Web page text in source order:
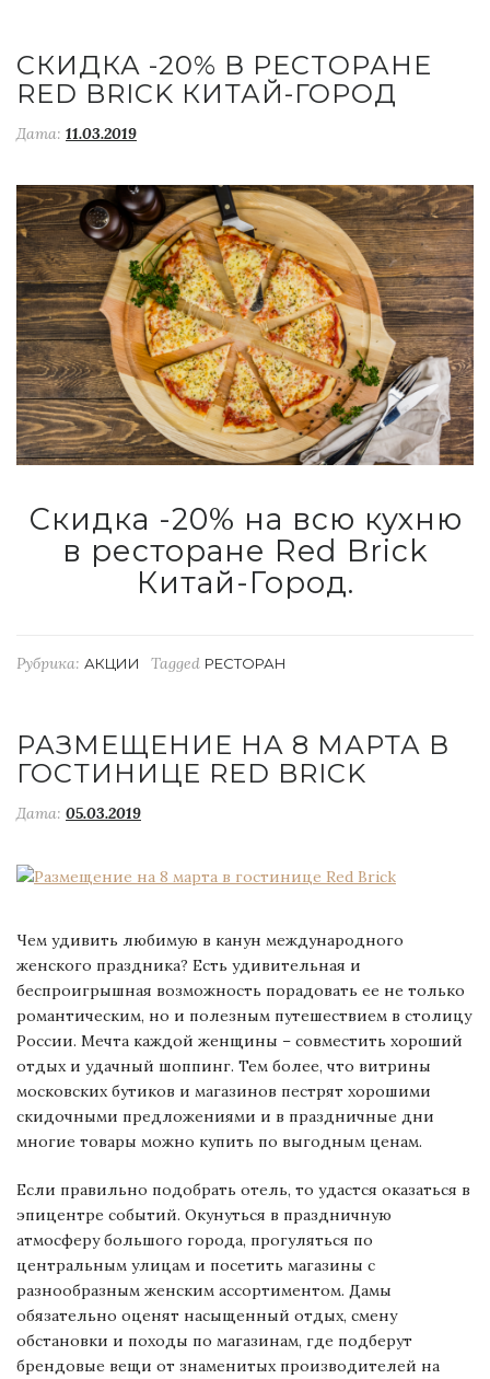
СКИДКА -20% В РЕСТОРАНЕ
RED BRICK КИТАЙ-ГОРОД
Дата: 11.03.2019
Скидка -20% на всю кухню
в ресторане Red Brick
Китай-Город.
Рубрика: АКЦИИ Tagged РЕСТОРАН
РАЗМЕЩЕНИЕ НА 8 МАРТА В
ГОСТИНИЦЕ RED BRICK
Дата: 05.03.2019
Чем удивить любимую в канун международного
женского праздника? Есть удивительная и
беспроигрышная возможность порадовать ее не только
романтическим, но и полезным путешествием в столицу
России. Мечта каждой женщины – совместить хороший
отдых и удачный шоппинг. Тем более, что витрины
московских бутиков и магазинов пестрят хорошими
скидочными предложениями и в праздничные дни
многие товары можно купить по выгодным ценам.
Если правильно подобрать отель, то удастся оказаться в
эпицентре событий. Окунуться в праздничную
атмосферу большого города, прогуляться по
центральным улицам и посетить магазины с
разнообразным женским ассортиментом. Дамы
обязательно оценят насыщенный отдых, смену
обстановки и походы по магазинам, где подберут
брендовые вещи от знаменитых производителей на